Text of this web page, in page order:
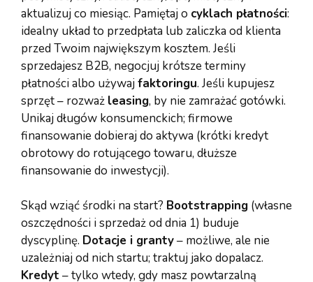
aktualizuj co miesiąc. Pamiętaj o cyklach płatności:
idealny układ to przedpłata lub zaliczka od klienta
przed Twoim największym kosztem. Jeśli
sprzedajesz B2B, negocjuj krótsze terminy
płatności albo używajfaktoringu. Jeśli kupujesz
sprzęt – rozważ leasing, by nie zamrażać gotówki.
Unikaj długów konsumenckich; firmowe
finansowanie dobieraj do aktywa (krótki kredyt
obrotowy do rotującego towaru, dłuższe
finansowanie do inwestycji).
Skąd wziąć środki na start? Bootstrapping (własne
oszczędności i sprzedaż od dnia 1) buduje
dyscyplinę. Dotacje i granty– możliwe, ale nie
uzależniaj od nich startu; traktuj jako dopalacz.
Kredyt – tylko wtedy, gdy masz powtarzalną